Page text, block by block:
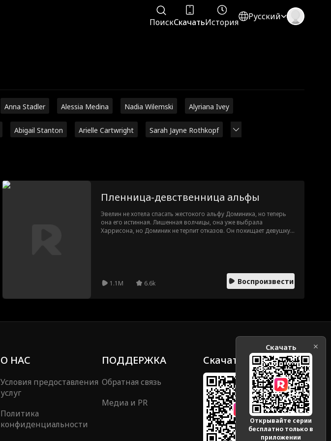
ПоискСкачатьИстория
Русский
Anna Stadler Alessia Medina Nadia Wilemski Alyriana Ivey
Abigail Stanton Arielle Cartwright Sarah Jayne Rothkopf
Пленница-девственница альфы
Эвелин не хотела спасать жестокого альфу Доминика, но теперь
она его истинная. Лишенная волчицы, она уже выбрала
Харрисона, но Доминик не терпит отказов. Он похищает девушку,
1.1M 6.6k Воспроизвести
О НАС
Условия предоставления
услуг
Политика
конфиденциальности
ПОДДЕРЖКА
Обратная связь
Медиа и PR
Скачать
Скачать
Открывайте серии
бесплатно только в
приложении